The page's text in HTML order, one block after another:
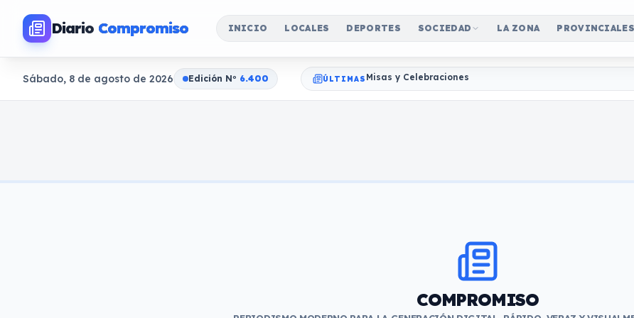
Diario Compromiso INICIO LOCALES DEPORTES SOCIEDAD LA ZONA PROVINCIALES
Sábado, 8 de agosto de 2026 Edición No 6.400 ÚLTIMAS Misas y Celebraciones
COMPROMISO